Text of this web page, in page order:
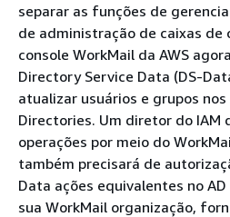
separar as funções de
de administração de caixas de
console WorkMail da AWS
Directory Service Data (DS-
atualizar usuários e grupos
Directories. Um diretor do IAM
operações por meio do
também precisará de
Data ações equivalentes no
sua WorkMail organização,